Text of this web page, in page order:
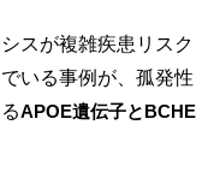
スが複雑疾患リスク
いる事例が、孤発性
APOE遺伝子とBCHE